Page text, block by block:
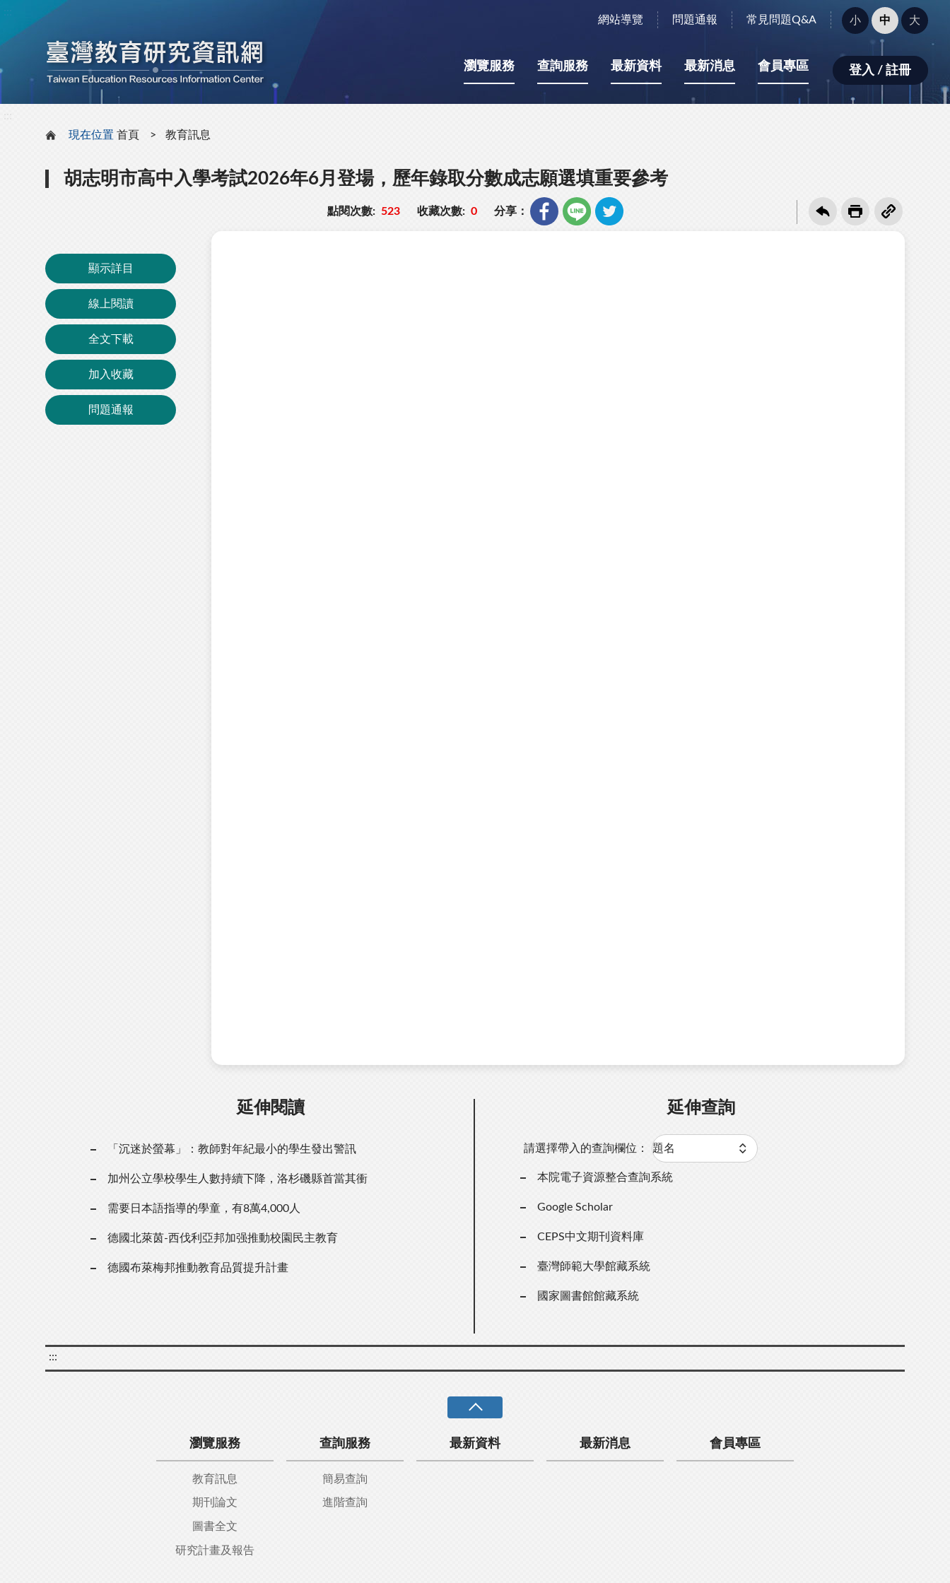
網站導覽 問題通報 常見問題Q&A
字
型
小：
小 中 大
瀏覽服務 查詢服務 最新資料 最新消息 會員專區 登入 / 註冊
現在位置 首頁 教育訊息
胡志明市高中入學考試2026年6月登場，歷年錄取分數成志願選填重要參考
點閱次數: 523 收藏次數: 0 分享：
顯示詳目
線上閱讀
全文下載
加入收藏
問題通報
延伸閱讀
「沉迷於螢幕」：教師對年紀最小的學生發出警訊
加州公立學校學生人數持續下降，洛杉磯縣首當其衝
需要日本語指導的學童，有8萬4,000人
德國北萊茵-西伐利亞邦加强推動校園民主教育
德國布萊梅邦推動教育品質提升計畫
延伸查詢
請選擇帶入的查詢欄位：
本院電子資源整合查詢系統
Google Scholar
CEPS中文期刊資料庫
臺灣師範大學館藏系統
國家圖書館館藏系統
:::
瀏覽服務
教育訊息
期刊論文
圖書全文
研究計畫及報告
查詢服務
簡易查詢
進階查詢
最新資料 最新消息 會員專區